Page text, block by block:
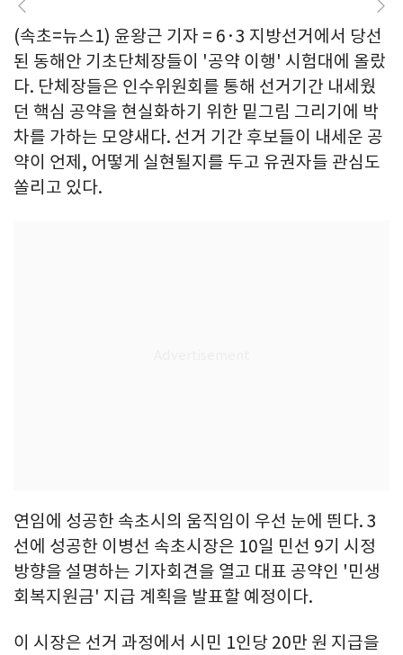
(속초=뉴스1) 윤왕근 기자 = 6·3 지방선거에서 당선
된 동해안 기초단체장들이 '공약 이행' 시험대에 올랐
다. 단체장들은 인수위원회를 통해 선거기간 내세웠
던 핵심 공약을 현실화하기 위한 밑그림 그리기에 박
차를 가하는 모양새다. 선거 기간 후보들이 내세운 공
약이 언제, 어떻게 실현될지를 두고 유권자들 관심도
쏠리고 있다.
연임에 성공한 속초시의 움직임이 우선 눈에 띈다. 3
선에 성공한 이병선 속초시장은 10일 민선 9기 시정
방향을 설명하는 기자회견을 열고 대표 공약인 '민생
회복지원금' 지급 계획을 발표할 예정이다.
이 시장은 선거 과정에서 시민 1인당 20만 원 지급을